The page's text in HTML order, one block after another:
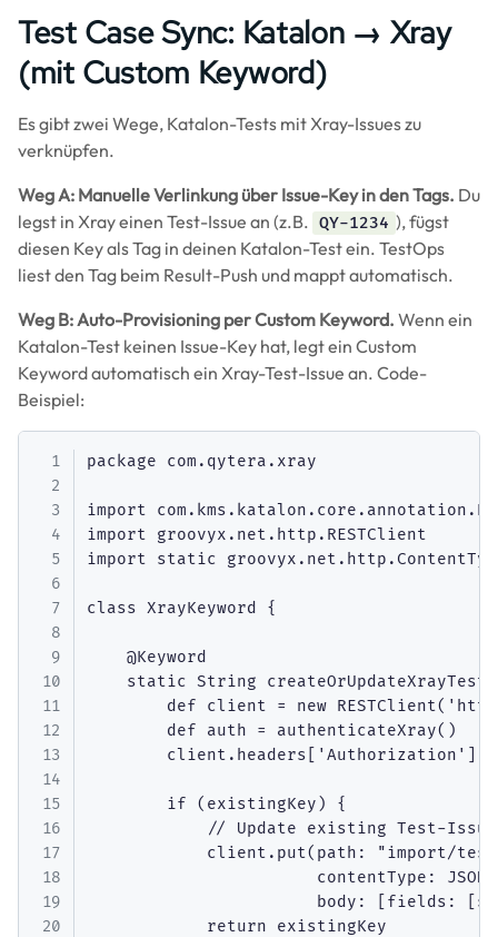
Test Case Sync: Katalon → Xray
(mit Custom Keyword)
Es gibt zwei Wege, Katalon-Tests mit Xray-Issues zu
verknüpfen.
Weg A: Manuelle Verlinkung über Issue-Key in den Tags. Du
legst in Xray einen Test-Issue an (z.B. QY-1234 ), fügst
diesen Key als Tag in deinen Katalon-Test ein. TestOps
liest den Tag beim Result-Push und mappt automatisch.
Weg B: Auto-Provisioning per Custom Keyword. Wenn ein
Katalon-Test keinen Issue-Key hat, legt ein Custom
Keyword automatisch ein Xray-Test-Issue an. Code-
Beispiel:
package com.qytera.xray
import
import groovyx.net.http.RESTClient
import static
class XrayKeyword {
    @Keyword
static String
def client = new
        def auth = authenticateXray()
client.headers['Authorization']
        if (existingKey) {
            // Update existing Test-Issue
client.put(path: "import/
                       contentType: JSON,
body: [fields:
            return existingKey